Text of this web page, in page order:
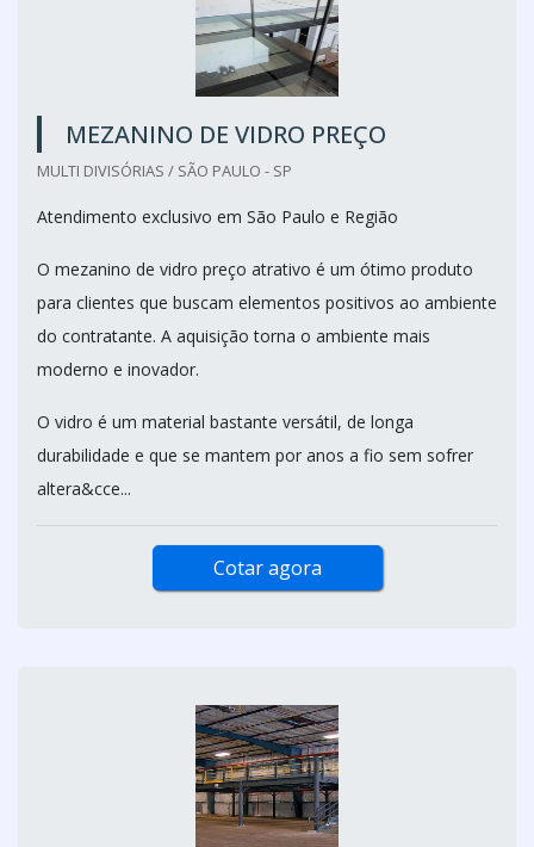
MEZANINO DE VIDRO PREÇO
MULTI DIVISÓRIAS / SÃO PAULO - SP
Atendimento exclusivo em São Paulo e Região
O mezanino de vidro preço atrativo é um ótimo produto
para clientes que buscam elementos positivos ao ambiente
do contratante. A aquisição torna o ambiente mais
moderno e inovador.
O vidro é um material bastante versátil, de longa
durabilidade e que se mantem por anos a fio sem sofrer
altera&cce...
Cotar agora